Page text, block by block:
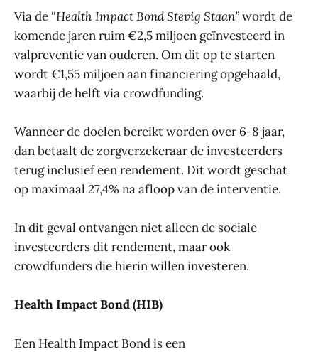
Via de “Health Impact Bond Stevig Staan”wordt de
komende jaren ruim €2,5 miljoen geïnvesteerd in
valpreventie van ouderen. Om dit op te starten
wordt €1,55 miljoen aan financiering opgehaald,
waarbij de helft via crowdfunding.
Wanneer de doelen bereikt worden over 6-8 jaar,
dan betaalt de zorgverzekeraar de investeerders
terug inclusief een rendement. Dit wordt geschat
op maximaal 27,4% na afloop van de interventie.
In dit geval ontvangen niet alleen de sociale
investeerders dit rendement, maar ook
crowdfunders die hierin willen investeren.
Health Impact Bond (HIB)
Een Health Impact Bond is een